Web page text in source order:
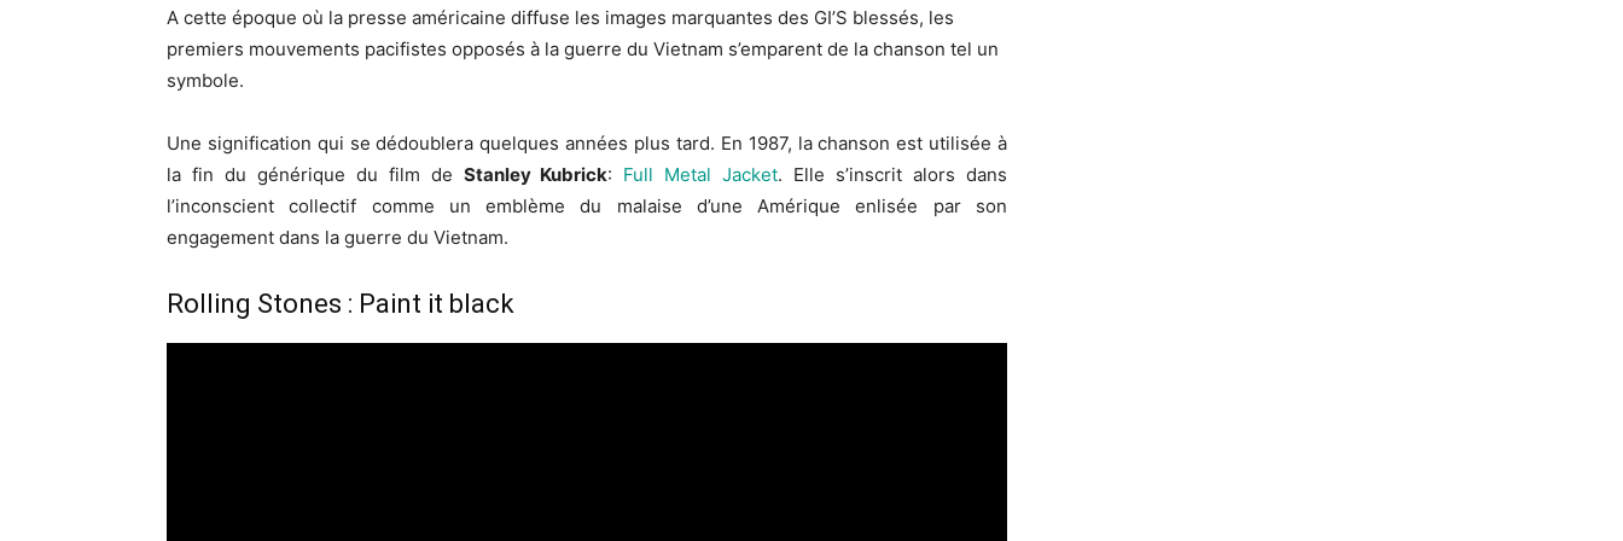
A cette époque où la presse américaine diffuse les images marquantes des GI’S blessés, les
premiers mouvements pacifistes opposés à la guerre du Vietnam s’emparent de la chanson tel un
symbole.
Une signification qui se dédoublera quelques années plus tard. En 1987, la chanson est utilisée à
la fin du générique du film de Stanley Kubrick: Full Metal Jacket. Elle s’inscrit alors dans
l’inconscient collectif comme un emblème du malaise d’une Amérique enlisée par son
engagement dans la guerre du Vietnam.
Rolling Stones : Paint it black